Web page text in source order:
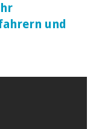
und